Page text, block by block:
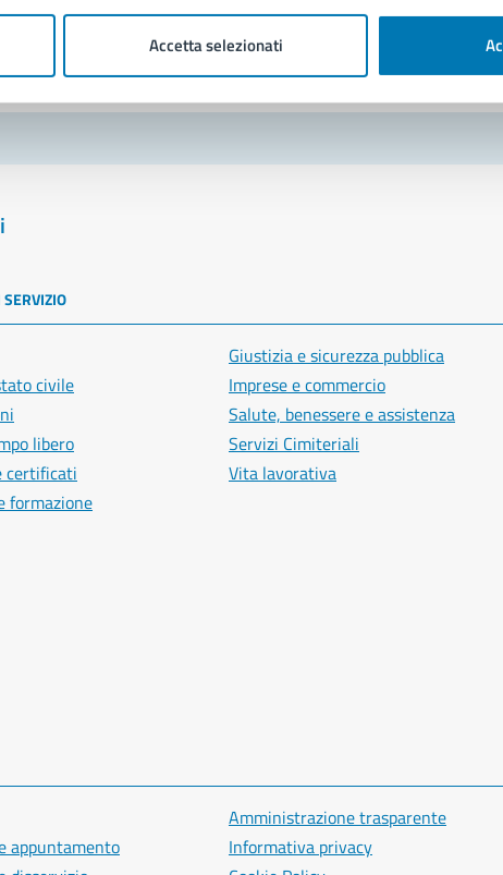
Accetta selezionati
in città
disservizio
SERVIZIO
civile
libero
certificati
formazione
Giustizia e sicurezza pubblica
Imprese e commercio
Salute, benessere e assistenza
Servizi Cimiteriali
Vita lavorativa
appuntamento
Amministrazione trasparente
Informativa privacy